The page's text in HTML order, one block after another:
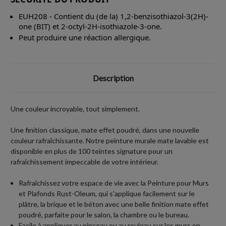
EUH208 - Contient du (de la) 1,2-benzisothiazol-3(2H)-
one (BIT) et 2-octyl-2H-isothiazole-3-one.
Peut produire une réaction allergique.
Description
Une couleur incroyable, tout simplement.
Une finition classique, mate effet poudré, dans une nouvelle
couleur rafraîchissante. Notre peinture murale mate lavable est
disponible en plus de 100 teintes signature pour un
rafraîchissement impeccable de votre intérieur.
Rafraîchissez votre espace de vie avec la Peinture pour Murs
et Plafonds Rust-Oleum, qui s'applique facilement sur le
plâtre, la brique et le béton avec une belle finition mate effet
poudré, parfaite pour le salon, la chambre ou le bureau.